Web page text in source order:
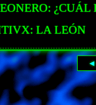
¿CUÁL
LA LEÓN
◀